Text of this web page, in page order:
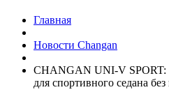
Главная
Новости Changan
CHANGAN UNI-V SPORT:
для спортивного седана